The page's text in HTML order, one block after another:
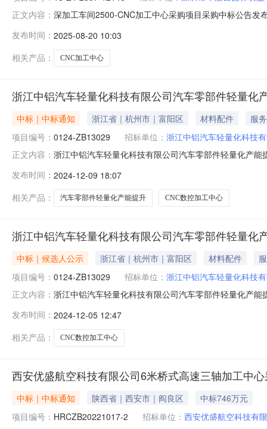
正文内容： 深加工车间2500-CNC加工中心采购项目采购中标公告
项目名称：深加工车间2500-CNC加工中心采购项目中
发布时间： 2025-08-20 10:03
相关产品：
CNC加工中心
浙江中铝汽车轻量化科技有限公司汽车零部件轻量
中标｜中标通知 浙江省｜杭州市｜富阳区 材料配件
服务
项目编号： 0124-ZB13029 招标单位： 浙江中铝汽车轻量化科技
正文内容： 浙江中铝汽车轻量化科技有限公司汽车零部件轻量化产
招标】（招标项目编号：0124-ZB13029），确定0124-
如下：
发布时间： 2024-12-09 18:07
相关产品：
汽车零部件轻量化产能提升 CNC数控加工中心
浙江中铝汽车轻量化科技有限公司汽车零部件轻量
中标｜候选人公示 浙江省｜杭州市｜富阳区 材料配件
项目编号： 0124-ZB13029 招标单位： 浙江中铝汽车轻量化科技
正文内容： 浙江中铝汽车轻量化科技有限公司汽车零部件轻量化产
技有限公司汽车零部件轻量化产能提升项目CNC数控加
发布时间： 2024-12-05 12:47
相关产品：
CNC数控加工中心
西安优盛航空科技有限公司6米桥式高速三轴加工中
中标｜中标通知 陕西省｜西安市｜阎良区
中标746万元
项目编号： HRCZB20221017-2 招标单位： 西安优盛航空科技有